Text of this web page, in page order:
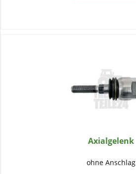
Axialgelenk
ohne Anschlag